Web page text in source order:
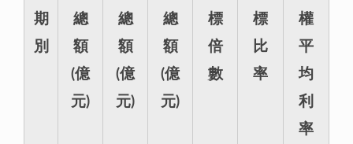
期
別
總
額
(億
元)
總
額
(億
元)
總
額
(億
元)
標
倍
數
標
比
率
權
平
均
利
率